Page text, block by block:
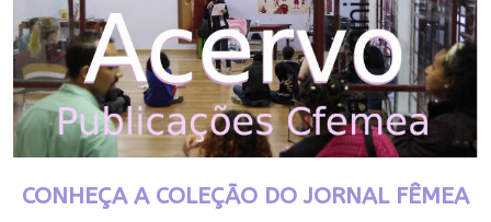
CONHEÇA A COLEÇÃO DO JORNAL FÊMEA